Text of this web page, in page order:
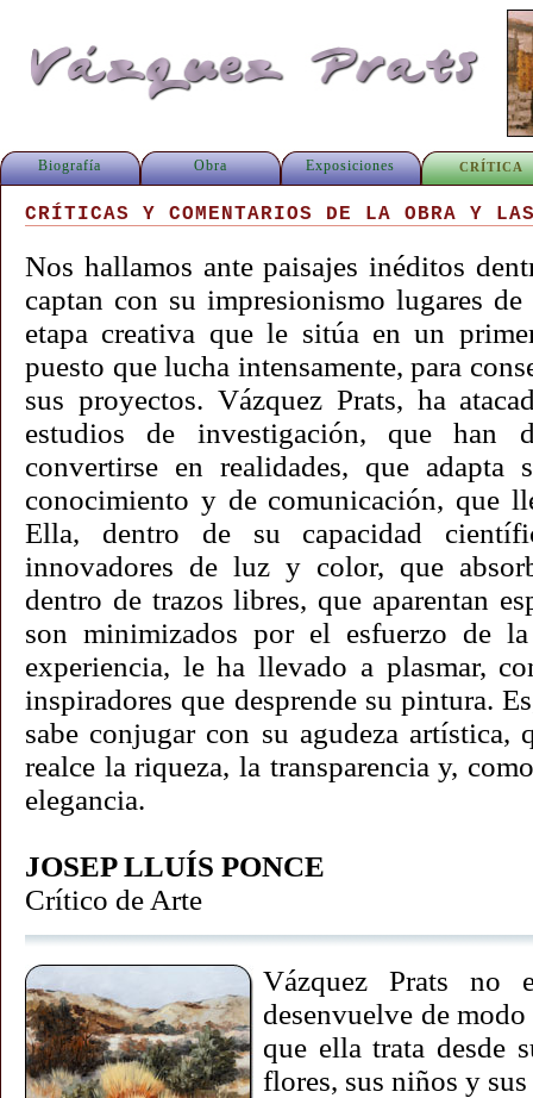
Biografía Obra Exposiciones CRÍTICA
CRÍTICAS Y COMENTARIOS DE LA OBRA Y
Nos hallamos ante paisajes inéditos
captan con su impresionismo lugares
etapa creativa que le sitúa en un
puesto que lucha intensamente, para
sus proyectos. Vázquez Prats, ha
estudios de investigación, que han
convertirse en realidades, que
conocimiento y de comunicación, que
Ella, dentro de su capacidad
innovadores de luz y color, que
dentro de trazos libres, que aparentan
son minimizados por el esfuerzo de
experiencia, le ha llevado a plasmar,
inspiradores que desprende su pintura.
sabe conjugar con su agudeza artística,
realce la riqueza, la transparencia y,
elegancia.
JOSEP LLUÍS PONCE
Crítico de Arte
Vázquez Prats no
desenvuelve de
que ella trata desde
flores, sus niños y